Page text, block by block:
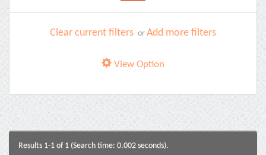
Clear current filters or Add more filters
View Option
Results 1-1 of 1 (Search time: 0.002 seconds).